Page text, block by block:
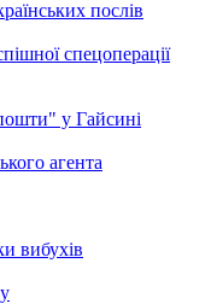
послів
спецоперації
у Гайсині
агента
вибухів